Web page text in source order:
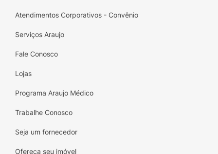
Atendimentos Corporativos - Convênio
Serviços Araujo
Fale Conosco
Lojas
Programa Araujo Médico
Trabalhe Conosco
Seja um fornecedor
Ofereça seu imóvel